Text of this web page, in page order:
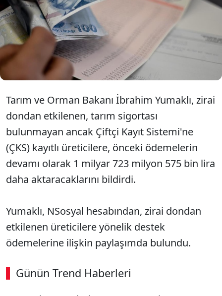
tarım sigortası olmayan ancak ÇKS’ye kayıtlı
üreticilere 1 milyar 723 milyon lira ek destek
sağlanacağını, toplam ödemenin 22 milyar
lirayı aştığını açıkladı.
Tarım ve Orman Bakanı İbrahim Yumaklı, zirai
dondan etkilenen, tarım sigortası
bulunmayan ancak Çiftçi Kayıt Sistemi'ne
(ÇKS) kayıtlı üreticilere, önceki ödemelerin
devamı olarak 1 milyar 723 milyon 575 bin lira
daha aktaracaklarını bildirdi.
Yumaklı, NSosyal hesabından, zirai dondan
etkilenen üreticilere yönelik destek
ödemelerine ilişkin paylaşımda bulundu.
Günün Trend Haberleri